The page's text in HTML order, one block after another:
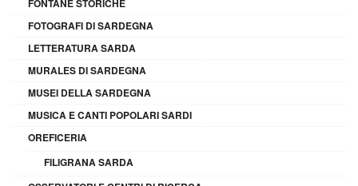
FONTANE STORICHE
FOTOGRAFI DI SARDEGNA
LETTERATURA SARDA
MURALES DI SARDEGNA
MUSEI DELLA SARDEGNA
MUSICA E CANTI POPOLARI SARDI
OREFICERIA
FILIGRANA SARDA